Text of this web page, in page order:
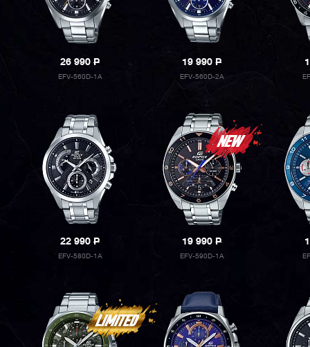
26 990P
EFV-560D-1A
19 990P
EFV-560D-2A
22 990P
EFV-580D-1A
19 990P
EFV-590D-1A